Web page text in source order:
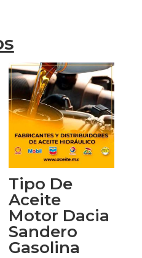
Tipo De
Aceite
Motor Dacia
Sandero
Gasolina